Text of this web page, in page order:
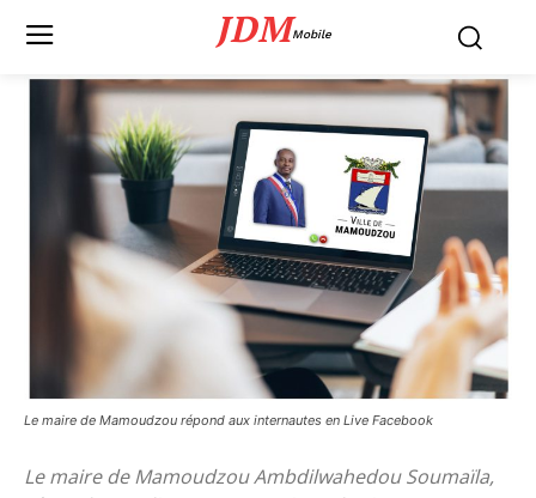
JDMMobile
Le maire de Mamoudzou répond aux internautes en Live Facebook
Le maire de Mamoudzou Ambdilwahedou Soumaïla,